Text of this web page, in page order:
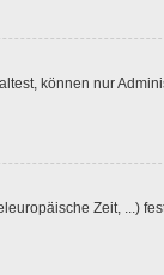
können nur
Zeit, ...)